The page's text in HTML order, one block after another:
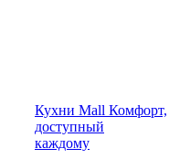
Кухни Mall Комфорт,
доступный
каждому